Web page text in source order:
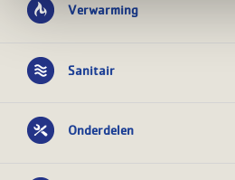
Verwarming
Sanitair
Onderdelen